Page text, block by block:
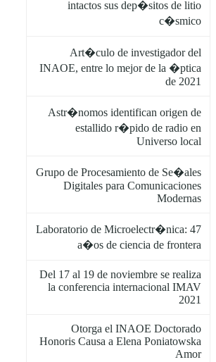
intactos sus dep�sitos de litio
c�smico
Art�culo de investigador del
INAOE, entre lo mejor de la �ptica
de 2021
Astr�nomos identifican origen de
estallido r�pido de radio en
Universo local
Grupo de Procesamiento de Se�ales
Digitales para Comunicaciones
Modernas
Laboratorio de Microelectr�nica: 47
a�os de ciencia de frontera
Del 17 al 19 de noviembre se realiza
la conferencia internacional IMAV
2021
Otorga el INAOE Doctorado
Honoris Causa a Elena Poniatowska
Amor